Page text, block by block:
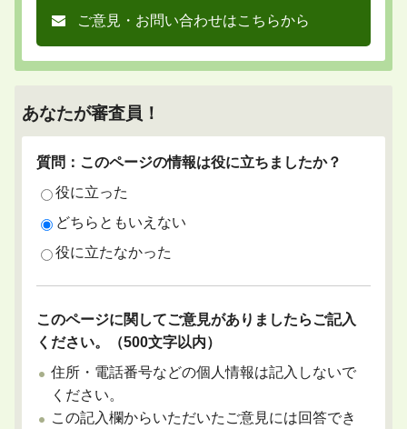
ご意見・お問い合わせはこちらから
あなたが審査員！
質問：このページの情報は役に立ちましたか？
役に立った
どちらともいえない
役に立たなかった
このページに関してご意見がありましたらご記入
ください。（500文字以内）
住所・電話番号などの個人情報は記入しないで
ください。
この記入欄からいただいたご意見には回答でき